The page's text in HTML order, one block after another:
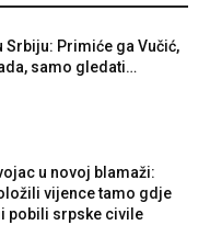
Srbiju: Primiće ga Vučić,
samo gledati…
u novoj blamaži:
vijence tamo gdje
pobili srpske civile